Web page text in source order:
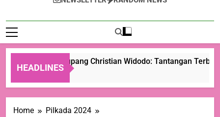
HEADLINES
Wali Kota Kupang Christian Widodo: Tantangan
14 Jam Ago
Home
Pilkada 2024